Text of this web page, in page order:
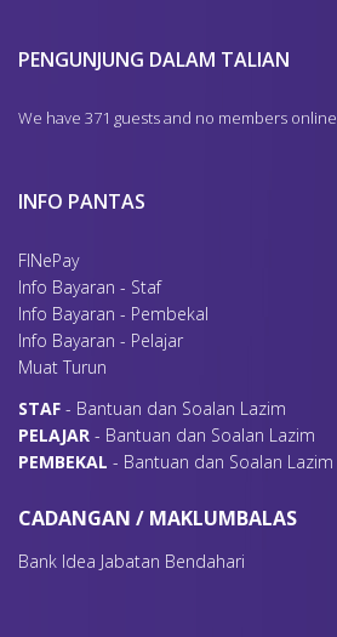
PENGUNJUNG DALAM TALIAN
We have 371 guests and no members online
INFO PANTAS
FINePay
Info Bayaran - Staf
Info Bayaran - Pembekal
Info Bayaran - Pelajar
Muat Turun
STAF - Bantuan dan Soalan Lazim
PELAJAR - Bantuan dan Soalan Lazim
PEMBEKAL - Bantuan dan Soalan Lazim
CADANGAN / MAKLUMBALAS
Bank Idea Jabatan Bendahari